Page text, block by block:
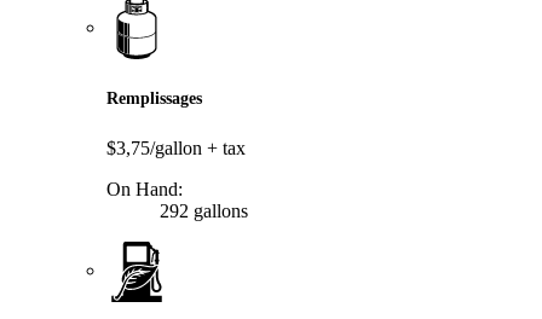
Remplissages
$3,75/gallon + tax
On Hand:
292 gallons